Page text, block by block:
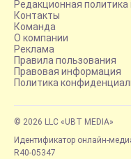
Редакционная
Контакты
Команда
О компании
Реклама
Правила пользования
Правовая информация
Политика
© 2026 LLC «UBT MEDIA»
Идентификатор онлайн-
R40-05347